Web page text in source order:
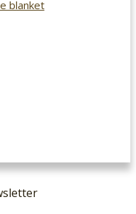
blanket